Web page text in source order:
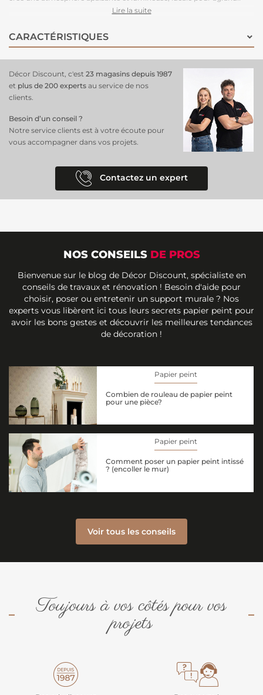
sublimer votre décoration
impeccable sans effort. Parfait pour les salons, chambres ou bureaux,
il transforme vos murs en un véritable tableau panoramique. Adoptez
Lire la suite
CARACTÉRISTIQUES
Décor Discount, c'est 23 magasins depuis 1987
et plus de 200 experts au service de nos
clients.
Besoin d’un conseil ?
Notre service clients est à votre écoute pour
vous accompagner dans vos projets.
Contactez un expert
NOS CONSEILS DE PROS
Bienvenue sur le blog de Décor Discount, spécialiste en
conseils de travaux et rénovation ! Besoin d'aide pour
choisir, poser ou entretenir un support murale ? Nos
experts vous libèrent ici tous leurs secrets papier peint pour
avoir les bons gestes et découvrir les meilleures tendances
de décoration !
Papier peint
Combien de rouleau de papier peint
pour une pièce?
Papier peint
Comment poser un papier peint intissé
? (encoller le mur)
Voir tous les conseils
Toujours à vos côtés pour vos
projets